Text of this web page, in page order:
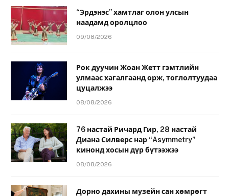
“Эрдэнэс” хамтлаг олон улсын
наадамд оролцлоо
09/08/2026
Рок дуучин Жоан Жетт гэмтлийн
улмаас хагалгаанд орж, тоглолтуудаа
цуцалжээ
08/08/2026
76 настай Ричард Гир, 28 настай
Диана Силверс нар “Asymmetry”
кинонд хосын дүр бүтээжээ
08/08/2026
Дорно дахины музейн сан хөмрөгт